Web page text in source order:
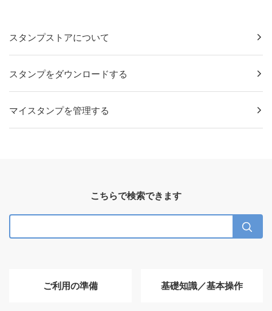
スタンプストアについて
スタンプをダウンロードする
マイスタンプを管理する
こちらで検索できます
ご利用の準備 基礎知識／基本操作